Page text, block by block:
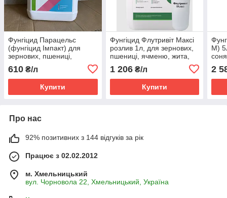
Фунгіцид Парацельс
(фунгіцид Імпакт) для
зернових, пшениці,
ячменю, жита, цукрових
буряків, винограду, яблуні
610 ₴/л
Купити
Фунгіцид Флутривіт Максі
розлив 1л, для зернових,
пшениці, ячменю, жита,
соняшника, сої, ріпака
1 206₴/л
Купити
М)
2
Про нас
92% позитивних з 144 відгуків за рік
Працює з 02.02.2012
м. Хмельницький
вул. Чорновола 22, Хмельницький, Україна